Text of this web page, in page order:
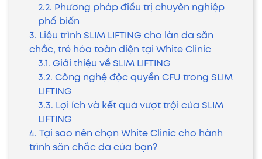
2.2. Phương pháp điều trị chuyên nghiệp
phổ biến
3. Liệu trình SLIM LIFTING cho làn da săn
chắc, trẻ hóa toàn diện tại White Clinic
3.1. Giới thiệu về SLIM LIFTING
3.2. Công nghệ độc quyền CFU trong SLIM
LIFTING
3.3. Lợi ích và kết quả vượt trội của SLIM
LIFTING
4. Tại sao nên chọn White Clinic cho hành
trình săn chắc da của bạn?